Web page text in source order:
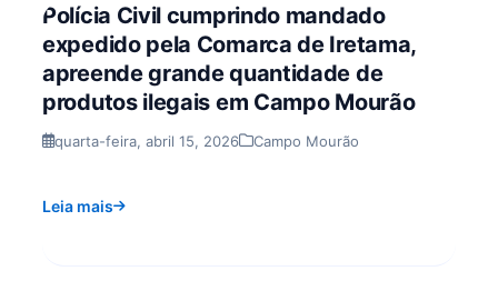
Polícia Civil cumprindo mandado
expedido pela Comarca de Iretama,
apreende grande quantidade de
produtos ilegais em Campo Mourão
quarta-feira, abril 15, 2026 Campo Mourão
Leia mais